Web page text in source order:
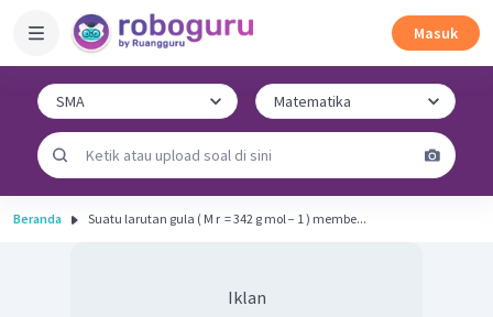
Masuk
Beranda Suatu larutan gula ( M r ​ = 342 g mol − 1 ) membe...
Iklan